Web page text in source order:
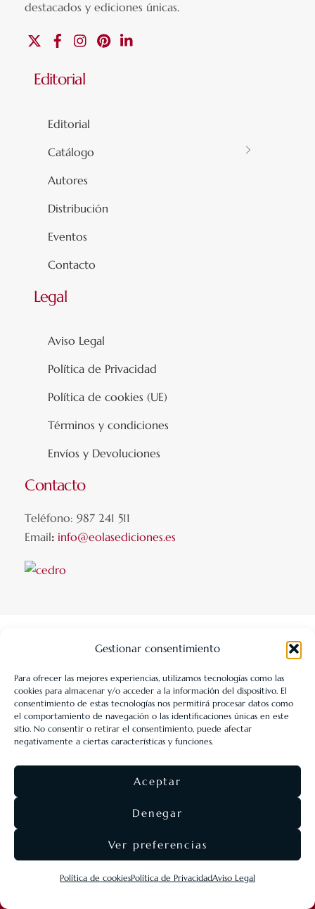
Gestionar consentimiento
Para ofrecer las mejores experiencias, utilizamos tecnologías como las
cookies para almacenar y/o acceder a la información del dispositivo. El
consentimiento de estas tecnologías nos permitirá procesar datos como
el comportamiento de navegación o las identificaciones únicas en este
sitio. No consentir o retirar el consentimiento, puede afectar
negativamente a ciertas características y funciones.
Aceptar
Denegar
Ver preferencias
Política de cookiesPolítica de PrivacidadAviso Legal
destacados y ediciones únicas.
FacebookInstagramPinterest
Editorial
Editorial
Catálogo
Autores
Distribución
Eventos
Contacto
Legal
Aviso Legal
Política de Privacidad
Política de cookies (UE)
Términos y condiciones
Envíos y Devoluciones
Contacto
Teléfono: 987 241 511
Email: info@eolasediciones.es
LIBRERÍA UNIVERSITARIA LEÓN 1980 SLL ha sido beneficiaria
de Fondos Europeos, cuyo objetivo es la mejora de la
competitividad de las PYMES, y gracias al cual ha puesto en
marcha un Plan de Acción con el objetivo de reforzar la
digitalización y la competitividad de las pymes durante el año
2025. Para ello ha contado con el apoyo del Programa Pyme
Digital de la Cámara de Comercio de León.
Eolas Ediciones2026 ·SEO & diseño webAgencia